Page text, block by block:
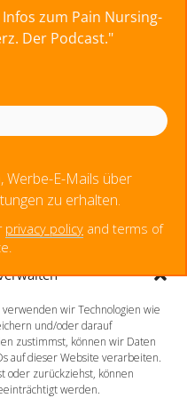
wir Technologien wie
und/oder darauf
zustimmst, können wir Daten
auf dieser Website verarbeiten.
oder zurückziehst, können
werden.
(EFIC)
/ Pain
zum Pain Nursing-
Der Podcast."
Werbe-E-Mails über
zu erhalten.
privacy policy and terms of